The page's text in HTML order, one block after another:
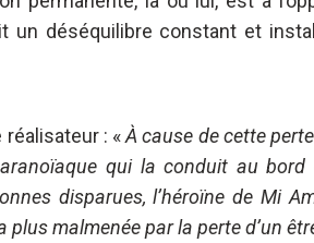
un déséquilibre constant et
réalisateur : «À cause de cette
qui la conduit au
disparues, l’héroïne de Mi
malmenée par la perte d’un